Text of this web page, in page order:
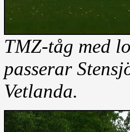
TMZ-tåg med
passerar
Vetlanda.